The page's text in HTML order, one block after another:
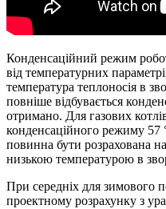
Конденсаційний режим
від температурних
температура теплоносія в
повніше відбувається
отримано. Для газових
конденсаційного режиму 57
повинна бути розрахована
низькою температурою в
При середніх для зимового
проектному розрахунку з